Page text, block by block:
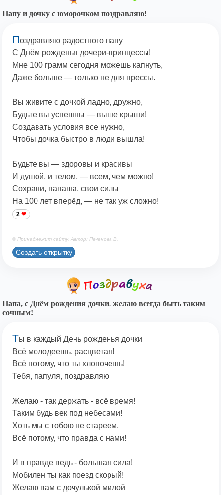
Папу и дочку с юморочком поздравляю!
Поздравляю радостного папу
С Днём рожденья дочери-принцессы!
Мне 100 грамм сегодня можешь капнуть,
Даже больше — только не для прессы.
Вы живите с дочкой ладно, дружно,
Будьте вы успешны — выше крыши!
Создавать условия все нужно,
Чтобы дочка быстро в люди вышла!
Будьте вы — здоровы и красивы
И душой, и телом, — всем, чем можно!
Сохрани, папаша, свои силы
На 100 лет вперёд, — не так уж сложно!
2
© Принадлежит сайту. Автор: Печенова В.
Создать открытку
Папа, с Днём рождения дочки, желаю всегда быть таким
сочным!
Ты в каждый День рожденья дочки
Всё молодеешь, расцветая!
Всё потому, что ты хлопочешь!
Тебя, папуля, поздравляю!
Желаю - так держать - всё время!
Таким будь век под небесами!
Хоть мы с тобою не стареем,
Всё потому, что правда с нами!
И в правде ведь - большая сила!
Мобилен ты как поезд скорый!
Желаю вам с дочулькой милой